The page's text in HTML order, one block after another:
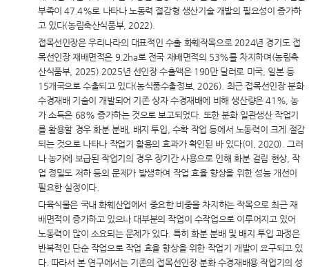
부족이 47.4%로 나타나 노동력 절감형 생산기술 개발의 필요성이 증가하
고 있다(농림축산식품부, 2022).
접목선인장은 우리나라의 대표적인 수출 화훼작목으로 2024년 경기도 접
목선인장 재배면적은 9.2ha로 전국 재배면적의 53%를 차지하며(농림축
산식품부, 2025) 2025년 선인장 수출액은 190만 달러로 미국, 일본 등
15개국으로 수출되고 있다(농식품수출정보, 2026). 최근 접목선인장 분화
수경재배 기술이 개발되어 기존 상자 수경재배에 비해 생산량은 41%, 농
가 소득은 68% 증가하는 것으로 보고되었다. 또한 분화 일관생산 작업기
를 활용할 경우 화분 분배, 배지 투입, 수확 작업 등에서 노동력이 크게 절감
되는 것으로 나타나 작업기 활용의 효과가 확인된 바 있다(이, 2020). 그러
나 농가에 보급된 작업기의 경우 장기간 사용으로 인해 화분 걸림 현상, 작
업 정밀도 저하 등의 문제가 발생하여 작업 효율 향상을 위한 성능 개선이
필요한 실정이다.
다육식물은 국내 화훼산업에서 중요한 비중을 차지하는 작목으로 최근 재
배면적이 증가하고 있으나 대부분의 작업이 수작업으로 이루어지고 있어
노동력이 많이 소요되는 문제가 있다. 특히 화분 분배 및 배지 투입 과정은
반복적인 단순 작업으로 작업 효율 향상을 위한 작업기 개발이 요구되고 있
다. 따라서 본 연구에서는 기존의 접목선인장 분화 수경재배용 작업기의 성